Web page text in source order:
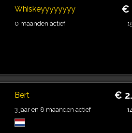
Whiskeyyyyyyyy
0 maanden actief
€
Bert
3 jaar en 8 maanden actief
€